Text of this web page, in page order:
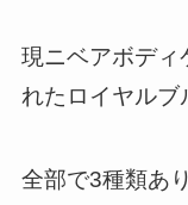
現ニベアボディ
れたロイヤルブ
全部で3種類あ